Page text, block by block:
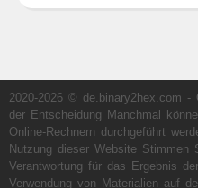
2020-2026 © de.binary2hex.com -
der Entscheidung Manchmal
Online-Rechnern durchgeführt
Nutzung dieser Website
Verantwortung für das Ergebnis
Verwendung von Materialien auf